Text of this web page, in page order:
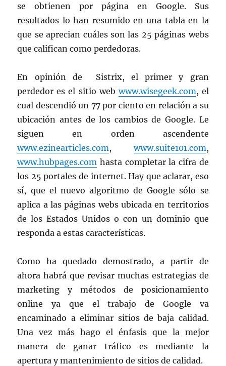
se obtienen por página en Google. Sus
resultados lo han resumido en una tabla en la
que se aprecian cuáles son las 25 páginas webs
que califican como perdedoras.
En opinión de Sistrix, el primer y gran
perdedor es el sitio webwww.wisegeek.com, el
cual descendió un 77 por ciento en relación a su
ubicación antes de los cambios de Google. Le
siguen en orden ascendente
www.ezinearticles.com,www.suite101.com,
www.hubpages.com hasta completar la cifra de
los 25 portales de internet. Hay que aclarar, eso
sí, que el nuevo algoritmo de Google sólo se
aplica a las páginas webs ubicada en territorios
de los Estados Unidos o con un dominio que
responda a estas características.
Como ha quedado demostrado, a partir de
ahora habrá que revisar muchas estrategias de
marketing y métodos de posicionamiento
online ya que el trabajo de Google va
encaminado a eliminar sitios de baja calidad.
Una vez más hago el énfasis que la mejor
manera de ganar tráfico es mediante la
apertura y mantenimiento de sitios de calidad.